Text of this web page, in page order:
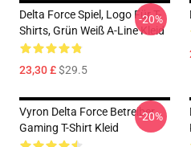
Delta Force Spiel, Logo Für T-
Shirts, Grün Weiß A-Line Kleid
23,30 £$29.5
-20%
Vyron Delta Force Betreiber
Gaming T-Shirt Kleid
-20%